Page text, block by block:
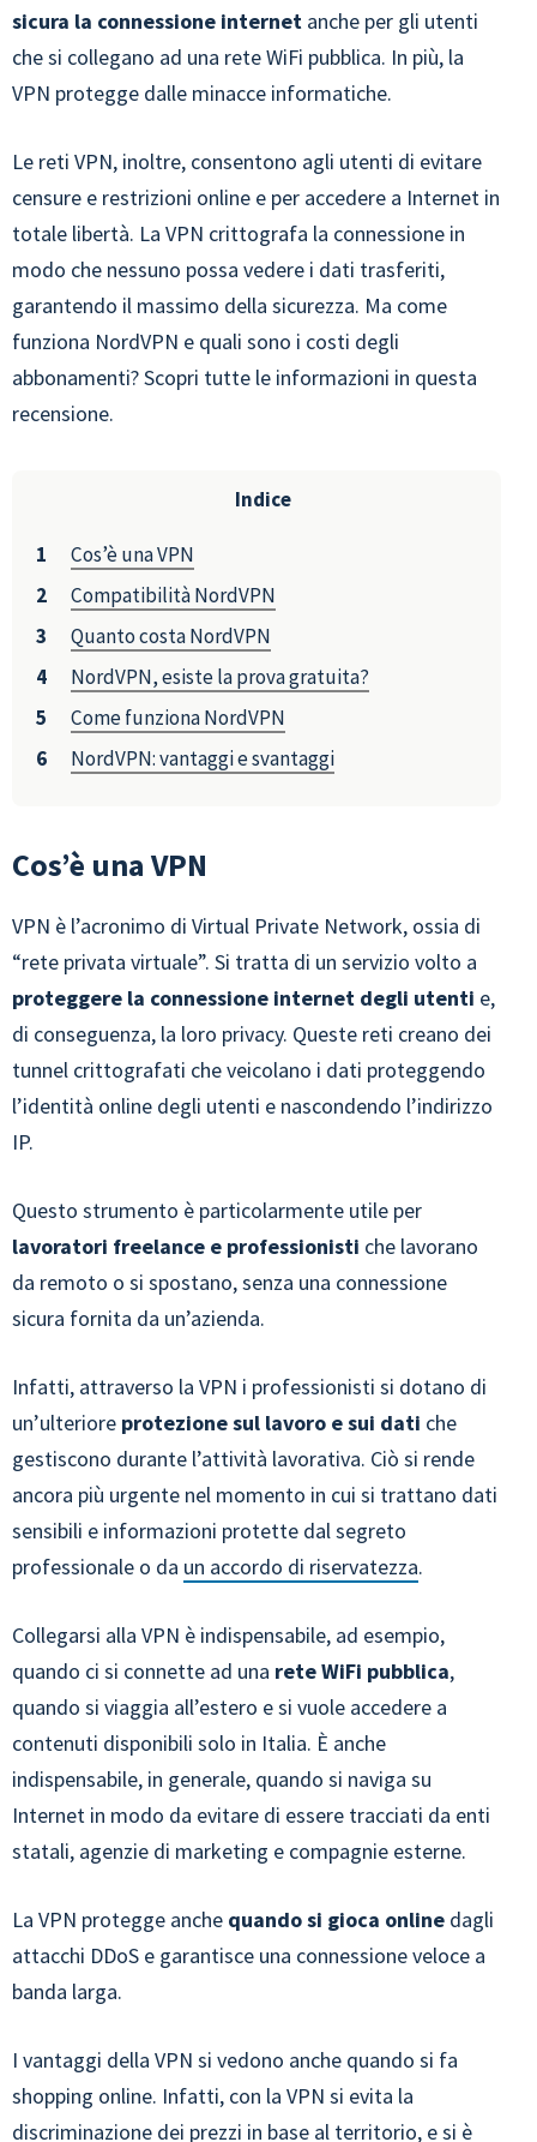
sicura la connessione internet anche per gli utenti
che si collegano ad una rete WiFi pubblica. In più, la
VPN protegge dalle minacce informatiche.
Le reti VPN, inoltre, consentono agli utenti di evitare
censure e restrizioni online e per accedere a Internet in
totale libertà. La VPN crittografa la connessione in
modo che nessuno possa vedere i dati trasferiti,
garantendo il massimo della sicurezza. Ma come
funziona NordVPN e quali sono i costi degli
abbonamenti? Scopri tutte le informazioni in questa
recensione.
Indice
Cos’è una VPN
Compatibilità NordVPN
Quanto costa NordVPN
NordVPN, esiste la prova gratuita?
Come funziona NordVPN
NordVPN: vantaggi e svantaggi
Cos’è una VPN
VPN è l’acronimo di Virtual Private Network, ossia di
“rete privata virtuale”. Si tratta di un servizio volto a
proteggere la connessione internet degli utenti e,
di conseguenza, la loro privacy. Queste reti creano dei
tunnel crittografati che veicolano i dati proteggendo
l’identità online degli utenti e nascondendo l’indirizzo
IP.
Questo strumento è particolarmente utile per
lavoratori freelance e professionisti che lavorano
da remoto o si spostano, senza una connessione
sicura fornita da un’azienda.
Infatti, attraverso la VPN i professionisti si dotano di
un’ulteriore protezione sul lavoro e sui dati che
gestiscono durante l’attività lavorativa. Ciò si rende
ancora più urgente nel momento in cui si trattano dati
sensibili e informazioni protette dal segreto
professionale o da un accordo di riservatezza.
Collegarsi alla VPN è indispensabile, ad esempio,
quando ci si connette ad una rete WiFi pubblica,
quando si viaggia all’estero e si vuole accedere a
contenuti disponibili solo in Italia. È anche
indispensabile, in generale, quando si naviga su
Internet in modo da evitare di essere tracciati da enti
statali, agenzie di marketing e compagnie esterne.
La VPN protegge anche quando si gioca online dagli
attacchi DDoS e garantisce una connessione veloce a
banda larga.
I vantaggi della VPN si vedono anche quando si fa
shopping online. Infatti, con la VPN si evita la
discriminazione dei prezzi in base al territorio, e si è